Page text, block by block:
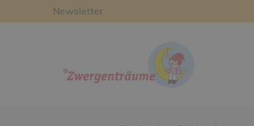
Newsletter